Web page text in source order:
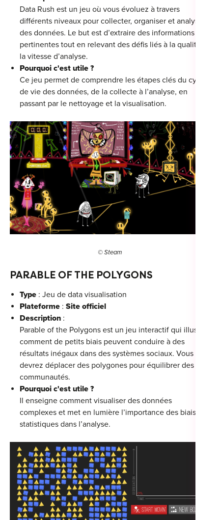
Data Rush est un jeu où vous évoluez à travers
différents niveaux pour collecter, organiser et analyser
des données. Le but est d’extraire des informations
pertinentes tout en relevant des défis liés à la qualité et
la vitesse d’analyse.
Pourquoi c'est utile ?
Ce jeu permet de comprendre les étapes clés du cycle
de vie des données, de la collecte à l’analyse, en
passant par le nettoyage et la visualisation.
© Steam
PARABLE OF THE POLYGONS
Type : Jeu de data visualisation
Plateforme : Site officiel
Description :
Parable of the Polygons est un jeu interactif qui illustre
comment de petits biais peuvent conduire à des
résultats inégaux dans des systèmes sociaux. Vous
devrez déplacer des polygones pour équilibrer des
communautés.
Pourquoi c'est utile ?
Il enseigne comment visualiser des données
complexes et met en lumière l’importance des biais
statistiques dans l’analyse.